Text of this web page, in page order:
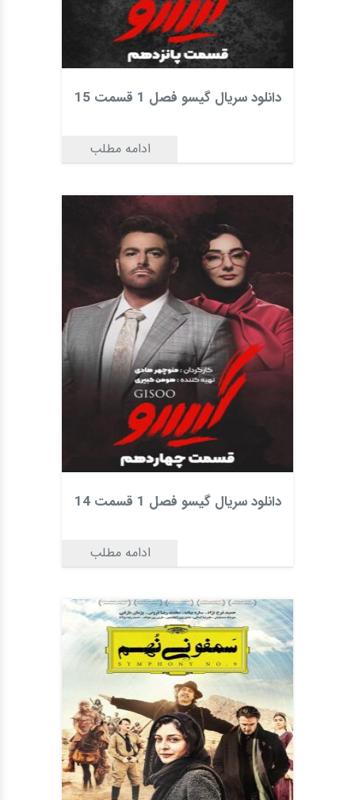
دانلود سریال گیسو فصل 1 قسمت 15
ادامه مطلب
دانلود سریال گیسو فصل 1 قسمت 14
ادامه مطلب